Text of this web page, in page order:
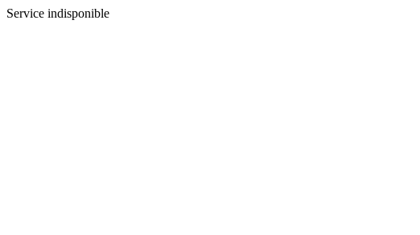
Service indisponible